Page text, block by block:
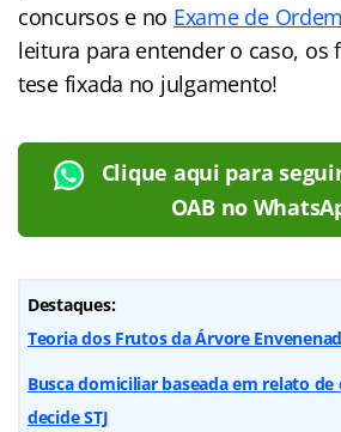
concursos e no Exame de Ordem
leitura para entender o caso, os
tese fixada no julgamento!
Clique aqui para
OAB no
Destaques:
Teoria dos Frutos da Árvore
Busca domiciliar baseada em relato de
decide STJ